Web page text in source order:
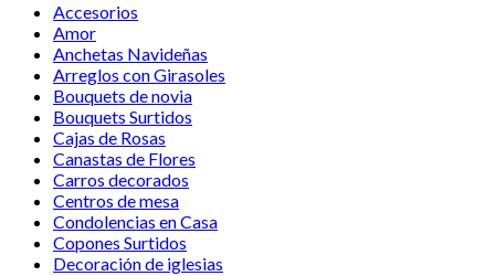
Accesorios
Amor
Anchetas Navideñas
Arreglos con Girasoles
Bouquets de novia
Bouquets Surtidos
Cajas de Rosas
Canastas de Flores
Carros decorados
Centros de mesa
Condolencias en Casa
Copones Surtidos
Decoración de iglesias